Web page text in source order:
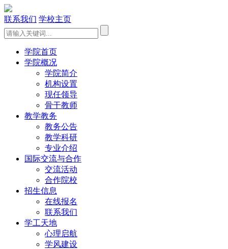
联系我们 学校主页
学院首页
学院概况
学院简介
机构设置
现任领导
骨干教师
教学教务
教务公告
教学科研
专业介绍
国际交流与合作
交流活动
合作院校
招生信息
在线报名
联系我们
学工天地
心理启航
学风建设